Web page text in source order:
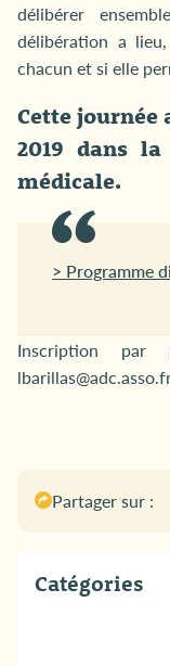
délibérer
délibération a
chacun et si elle
Cette journée
2019 dans
médicale.
> Programme
Inscription
Partager sur :
Catégories